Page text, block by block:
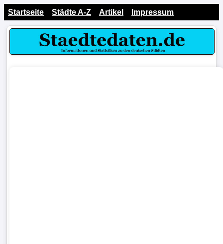
Startseite Städte A-Z Artikel Impressum